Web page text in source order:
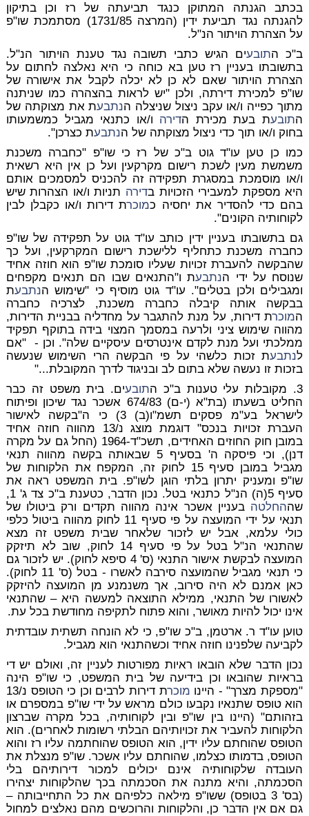
בכתב הגנתה המתוקן כנגד תביעתה של רז וכן בתיקון
להגנתה נגד תביעת ידין (המרצה 1731/85) מסתמכת שו"פ
על הצהרת הויתור הנ"ל.
ב"כ התובעים הגיש כתבי תשובה נגד טענת הויתור הנ"ל.
בתשובתו בעניין רז טען בא כוחה כי היא נאלצה לחתום על
הצהרת הויתור שאם לא כן לא יכלה לקבל את אישורה של
שו"פ למכירת דירתה, ולכן "יש לראות בהצהרה כמו שניתנה
מתוך כפייה ו/או עקב ניצול שניצלה הנתבעת את מצוקתה של
התובעת בעת מכירת הדירה ו/או כתנאי מגביל כמשמעותו
בחוק ו/או תוך כדי ניצול מצוקתה של הנתבעת כצרכן".
כמו כן טען עו"ד גוט ב"כ של רז כי שו"פ "כחברה משכנת
משמשת מעין לשכת רישום מקרקעין ועל כן אין היא רשאית
ו/או מוסמכת במסגרת תפקידה זה להכניס למסמכים אותם
היא מספקת למעבירי הזכויות בדירה תניות ו/או הצהרות שיש
בהם כדי להסדיר את יחסיה כמוכרת דירות ו/או כקבלן לבין
לקוחותיה הקונים".
גם בתשובתו בעניין ידין כותב עו"ד גוט על תפקידה של שו"פ
כחברה משכנת כתחליף ללישכת רישום המקרקעין, ועל כך
שהבקשה להעברת זכויות שעליו סומכת שו"פ הוא חוזה אחיד
שנוסח על ידי הנתבעת ו"התנאים שבו הם תנאים מקפחים
ומגבילים ולכן בטלים". עו"ד גוט מוסיף כי "שימוש הנתבעת
בבקשה אותה קיבלה כחברה משכנת, לצרכיה כחברה
המוכרת דירות, על מנת להתגבר על מחדליה בבניית הדירות,
מהווה שימוש ציני ולרעה במסמך המצוי בידה בתוקף תפקיד
ממלכתי ועל מנת לקדם אינטרסים עיסקיים שלה". וכן - "אם
לנתבעת זכות כלשהי על פי הבקשה הרי השימוש שנעשה
בזכות זו נעשה שלא בתום לב ובניגוד לדרך המקובלת..."
3. מקובלות עלי טענות ב"כ ה
תובעים. בית משפט זה כבר
החליט בשעתו (בת"א (י-ם) 674/83 אשכר נגד שיכון ופיתוח
לישראל בע"מ פסקים תשמ"ו(ב) 3) כי ה"בקשה לאישור
העברת זכויות בנכס" דוגמת מוצג נ/13 מהווה חוזה אחיד
במובן חוק החוזים האחידים, תשכ"ד-1964 (החל גם על מקרה
דנן), וכי פיסקה ה' בסעיף 5 שבאותה בקשה מהווה תנאי
מגביל במובן סעיף 15 לחוק זה, המקפח את הלקוחות של
שו"פ ומעניק יתרון בלתי הוגן לשו"פ. בית המשפט ראה את
סעיף 5(ה) הנ"ל כתנאי בטל. נכון הדבר, כטענת ב"כ צד ג' 1,
שההחלטה בעניין אשכר אינה מהווה תקדים ורק ביטולו של
תנאי על ידי המועצה על פי סעיף 11 לחוק מהווה ביטול כלפי
כולי עלמא, אבל יש לזכור שלאחר שבית משפט זה מצא
שהתנאי הנ"ל בטל על פי סעיף 14 לחוק, שוב לא תיזקק
המועצה לבקשת אישור התנאי (ס' 4 סיפא לחוק). יש לזכור גם
כי תנאי מגביל שהמועצה סירבה לאשרו - בטל (ס' 11 לחוק).
כאן אמנם לא היה סירוב, אך משנמנע מן המועצה להיזקק
לאשורו של התנאי, ממילא התוצאה למעשה היא – שהתנאי
אינו יכול להיות מאושר, והוא פתוח לתקיפה מחודשת בכל עת.
טוען עו"ד ר. ארטמן, ב"כ שו"פ, כי לא הונחה תשתית עובדתית
לקביעה שלפנינו חוזה אחיד וכשהתנאי הוא מגביל.
נכון הדבר שלא הובאו ראיות מפורטות לעניין זה, ואולם יש די
בראיות שהובאו וכן בידיעה של בית המשפט, כי שו"פ הינה
"מספקת מצרך" - היינו מוכר
ת דירות לרבים וכן כי הטופס נ/13
הוא טופס שתנאיו נקבעו כולם מראש על ידי שו"פ במספרם או
בזהותם" (היינו בין שו"פ ובין לקוחותיה, בכל מקרה שברצון
הלקוחות להעביר את זכויותיהם הבלתי רשומות לאחרים). הוא
הטופס שהוחתם עליו ידין, הוא הטופס שהוחתמה עליו רז והוא
הטופס, בדמותו כצלמו, שהוחתם עליו אשכר. שו"פ מנצלת את
העובדה שלקוחותיה אינם יכולים למכור דירותיהם בלי
הסכמתה, והיא מתנה את הסכמתה בכך שהלקוחות יצהירו
(בס' 3 בטופס) ששו"פ מילאה כלפיהם את כל התחייבותה –
גם אם אין הדבר כן, והלקוחות והרוכשים מהם נאלצים למחול